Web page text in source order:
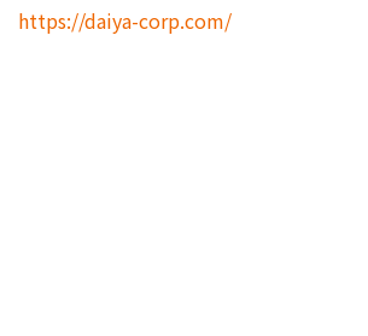
https://daiya-corp.com/